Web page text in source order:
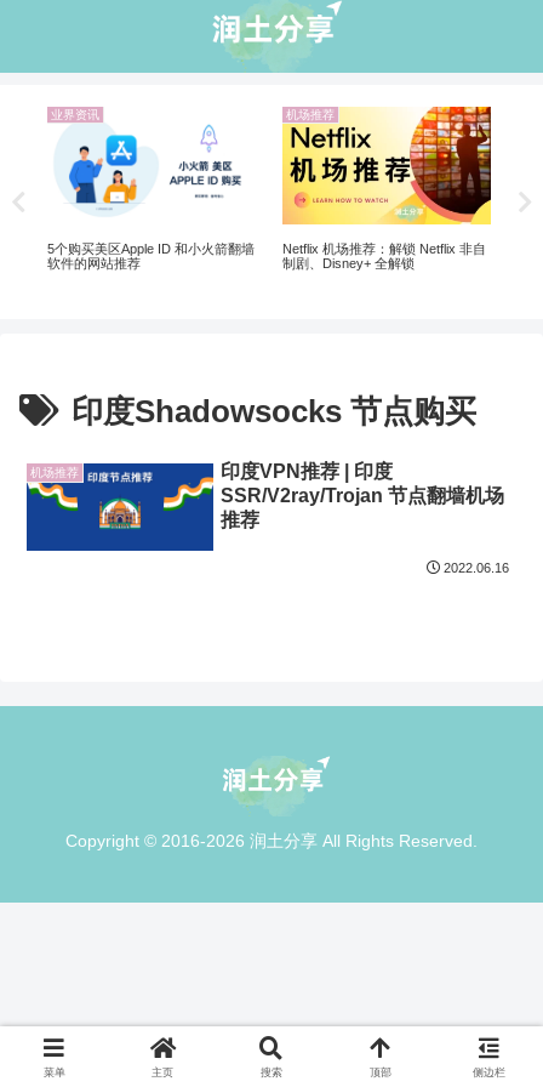
业界资讯
5个购买美区Apple ID 和小火箭翻墙
软件的网站推荐
机场推荐
Netflix 机场推荐：解锁 Netflix 非自
制剧、Disney+ 全解锁
印度Shadowsocks 节点购买
机场推荐
印度VPN推荐 | 印度
SSR/V2ray/Trojan 节点翻墙机场
推荐
2022.06.16
Copyright © 2016-2026 润土分享 All Rights Reserved.
菜单 主页 搜索 顶部 侧边栏